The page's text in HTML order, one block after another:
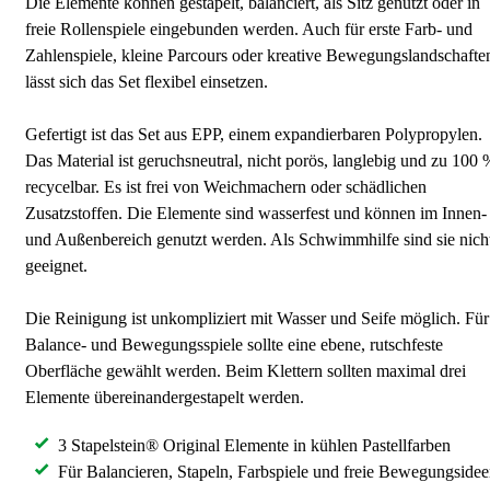
freie Rollenspiele eingebunden werden. Auch für erste Farb- und
Zahlenspiele, kleine Parcours oder kreative
lässt sich das Set flexibel einsetzen.
Gefertigt ist das Set aus EPP, einem expandierbaren Polypropylen.
Das Material ist geruchsneutral, nicht porös, langlebig und zu 100
recycelbar. Es ist frei von Weichmachern oder schädlichen
Zusatzstoffen. Die Elemente sind wasserfest und können im Innen-
und Außenbereich genutzt werden. Als Schwimmhilfe sind sie
geeignet.
Die Reinigung ist unkompliziert mit Wasser und Seife möglich. Für
Balance- und Bewegungsspiele sollte eine ebene, rutschfeste
Oberfläche gewählt werden. Beim Klettern sollten maximal drei
Elemente übereinandergestapelt werden.
3 Stapelstein® Original Elemente in kühlen Pastellfarben
Für Balancieren, Stapeln, Farbspiele und freie